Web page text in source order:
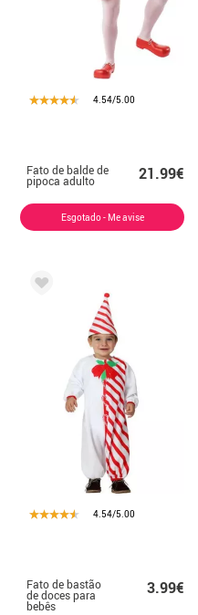
4.54/5.00
Fato de balde de
pipoca adulto 21.99€
Esgotado - Me avise
4.54/5.00
Fato de bastão
de doces para
bebês
3.99€